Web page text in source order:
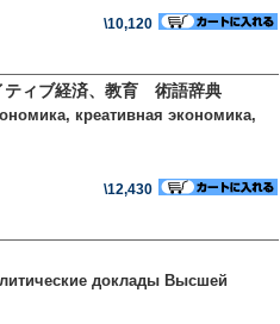
\10,120
ティブ経済、教育 術語辞典
креативная экономика,
\12,430
доклады Высшей